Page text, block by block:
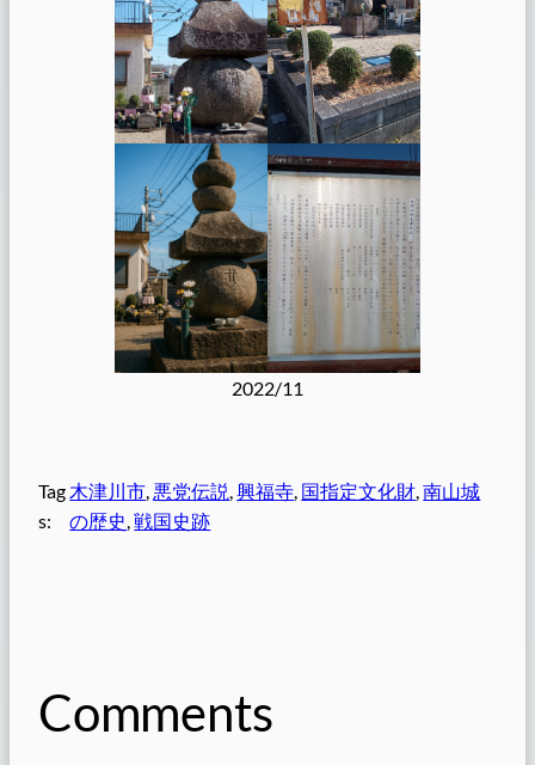
2022/11
Tag
s:
木津川市, 悪党伝説, 興福寺, 国指定文化財, 南山城
の歴史, 戦国史跡
Comments